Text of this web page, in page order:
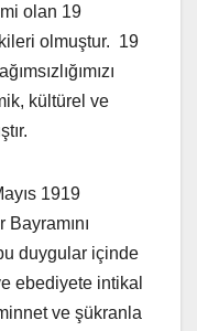
olan 19
olmuştur. 19
kültürel ve
1919
duygular içinde
ebediyete intikal
ve şükranla